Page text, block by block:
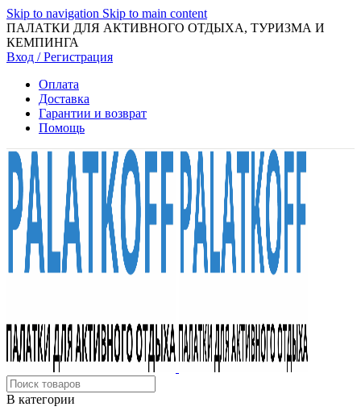
Skip to navigation Skip to main content
ПАЛАТКИ ДЛЯ АКТИВНОГО ОТДЫХА, ТУРИЗМА И
КЕМПИНГА
Вход / Регистрация
Оплата
Доставка
Гарантии и возврат
Помощь
В категории